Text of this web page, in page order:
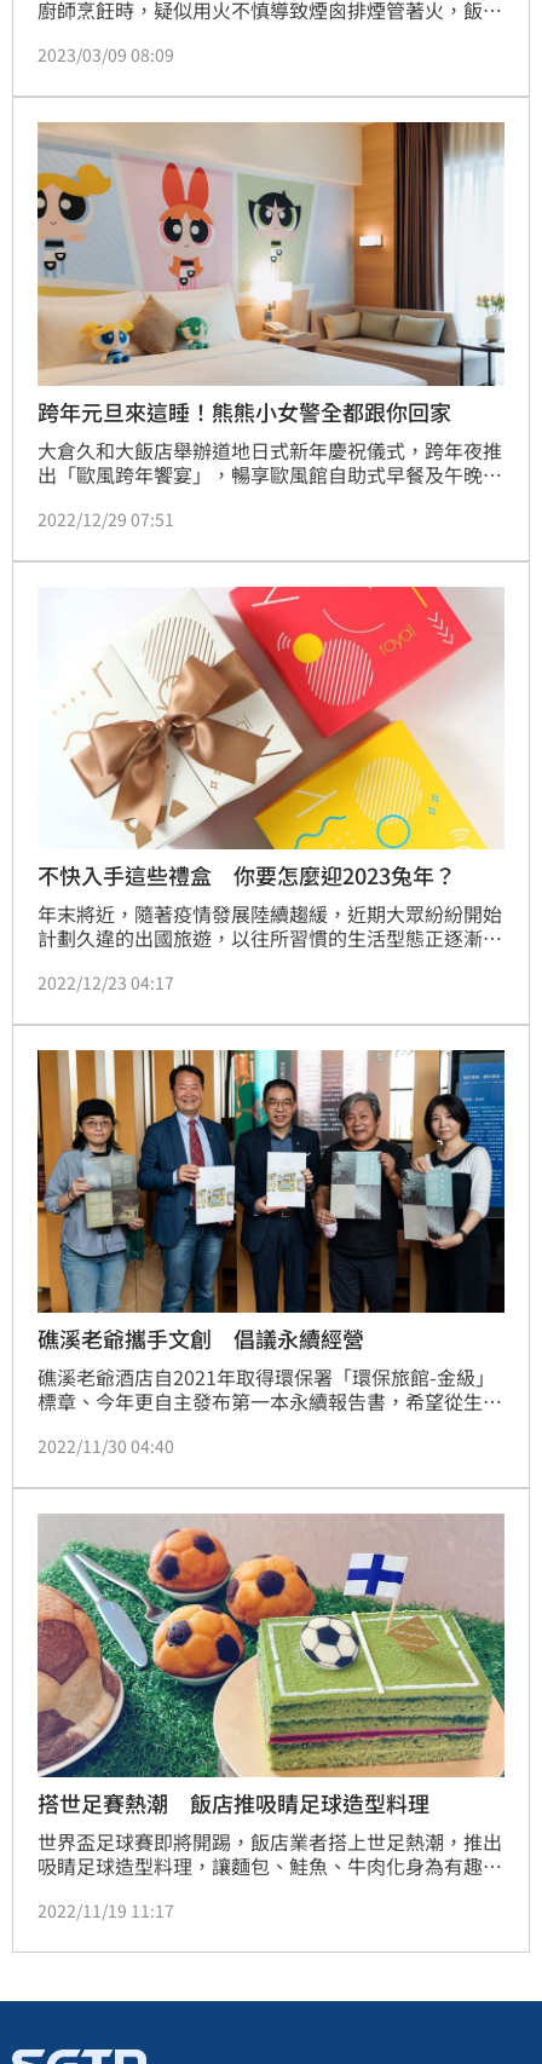
廚師烹飪時，疑似用火不慎導致煙囪排煙管著火，飯店
隊、宜蘭、壯圍、頭城、礁溪分隊救災人車前往搶救，
2023/03/09 08:09
跨年元旦來這睡！熊熊小女警全都跟你回家
大倉久和大飯店舉辦道地日式新年慶祝儀式，跨年夜推
出「歐風跨年饗宴」，暢享歐風館自助式早餐及午晚餐
驗；元旦當天舉辦豐富慶祝活動，包含「鏡開儀式」、
費參加，無須出國就能體驗道地日式新年，盡享大和文
2022/12/29 07:51
不快入手這些禮盒 你要怎麼迎2023兔年？
年末將近，隨著疫情發展陸續趨緩，近期大眾紛紛開始
計劃久違的出國旅遊，以往所習慣的生活型態正逐漸回
在一月，你的年節賀禮選好了嗎？
2022/12/23 04:17
礁溪老爺攜手文創 倡議永續經營
礁溪老爺酒店自2021年取得環保署「環保旅館-金級」
標章、今年更自主發布第一本永續報告書，希望從生活
電文創與雙好2 by Wu&Chen，延續今年10月份在台北
「潮電.老爺」形式，正式移師到飯店展出。現場包含
七幅大型窗貼、礁溪老爺2021年永續報告書、潮電燒
午茶、四場DJ音樂演出，同時
2022/11/30 04:40
搭世足賽熱潮 飯店推吸睛足球造型料理
世界盃足球賽即將開踢，飯店業者搭上世足熱潮，推出
吸睛足球造型料理，讓麵包、鮭魚、牛肉化身為有趣的
2022/11/19 11:17